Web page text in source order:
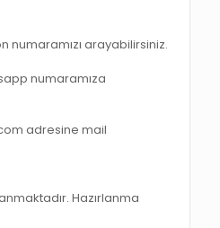
numaramızı arayabilirsiniz.
numaramıza
adresine mail
Hazırlanma